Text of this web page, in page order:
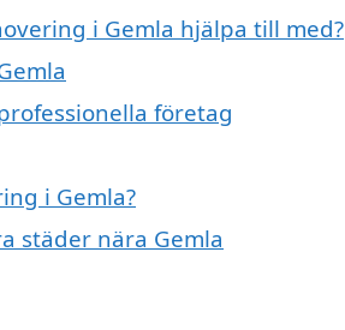
i Gemla hjälpa till med?
företag
i Gemla?
städer nära Gemla